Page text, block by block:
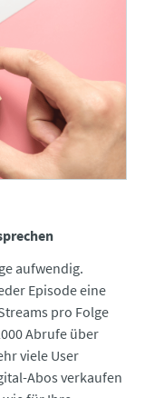
aufwendig.
Episode eine
pro Folge
Abrufe über
viele User
Abos verkaufen